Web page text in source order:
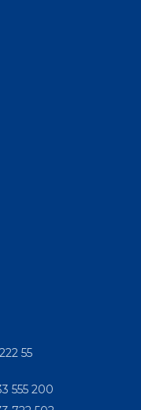
55
555 200